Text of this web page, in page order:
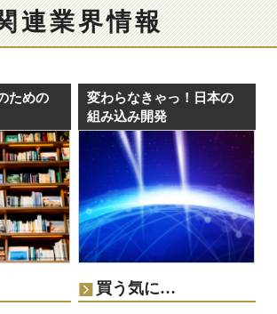
連業界情報
ための
変わらなきゃっ！日本の
組み込み開発
買う気に…